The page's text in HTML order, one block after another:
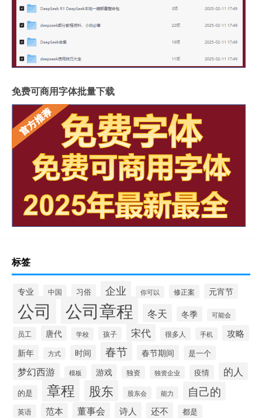
免费可商用字体批量下载
标签
专业 中国 习俗 企业 你可以 修正案 元宵节
公司 公司章程 冬天 冬季 可能会
员工 唐代 学校 孩子 宋代 很多人 手机 攻略
新年 方式 时间 春节 春节期间 是一个
梦幻西游 模板 游戏 独资 独资企业 疫情 的人
的是 章程 股东 股东会 能力 自己的
英语 范本 董事会 诗人 还不 都是